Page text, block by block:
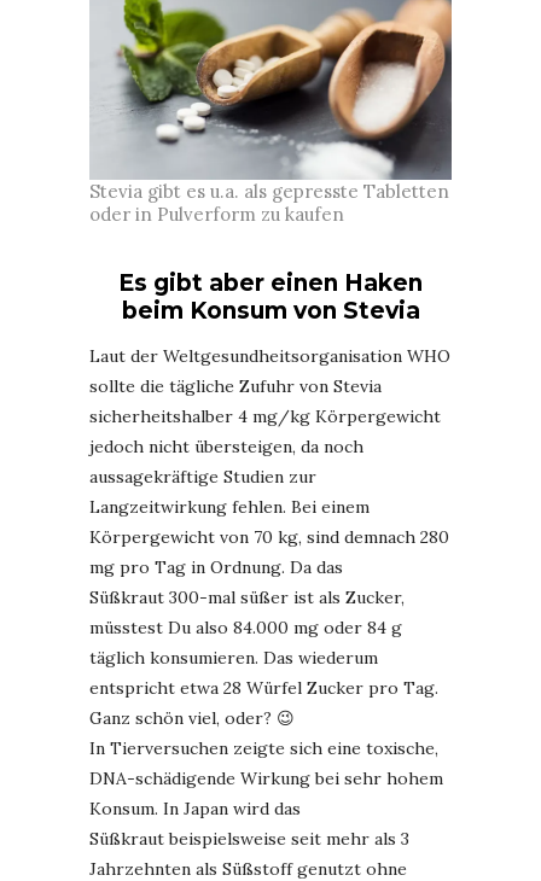
Stevia gibt es u.a. als gepresste Tabletten
oder in Pulverform zu kaufen
Es gibt aber einen Haken
beim Konsum von Stevia
Laut der Weltgesundheitsorganisation WHO
sollte die tägliche Zufuhr von Stevia
sicherheitshalber 4 mg/kg Körpergewicht
jedoch nicht übersteigen, da noch
aussagekräftige Studien zur
Langzeitwirkung fehlen. Bei einem
Körpergewicht von 70 kg, sind demnach 280
mg pro Tag in Ordnung. Da das
Süßkraut 300-mal süßer ist als Zucker,
müsstest Du also 84.000 mg oder 84 g
täglich konsumieren. Das wiederum
entspricht etwa 28 Würfel Zucker pro Tag.
Ganz schön viel, oder? 😉
In Tierversuchen zeigte sich eine toxische,
DNA-schädigende Wirkung bei sehr hohem
Konsum. In Japan wird das
Süßkraut beispielsweise seit mehr als 3
Jahrzehnten als Süßstoff genutzt ohne